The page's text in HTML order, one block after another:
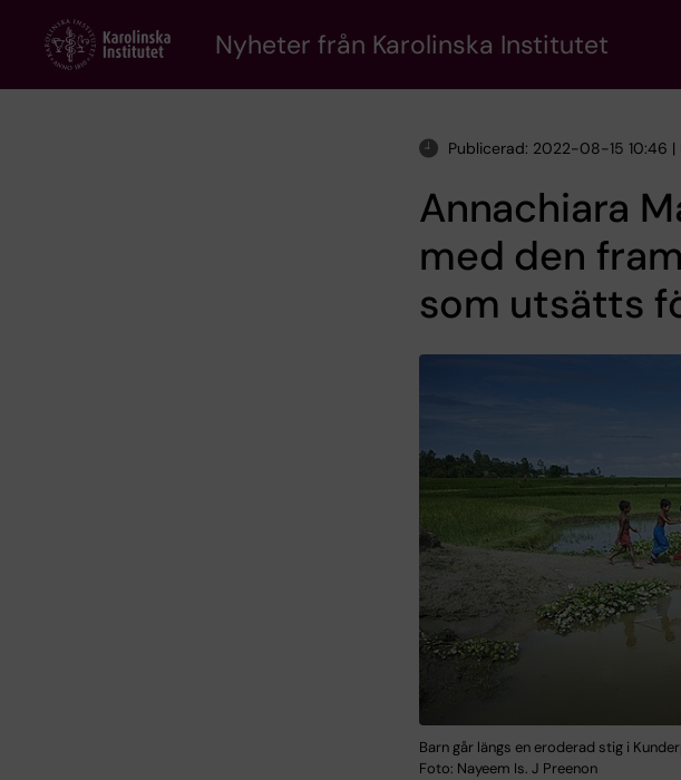
content
Nyheter från Karolinska Institutet
Publicerad: 2022-08-15 10:46
Annachiara
med den
som utsätts
Barn går längs en eroderad stig i
Foto: Nayeem Is. J Preenon